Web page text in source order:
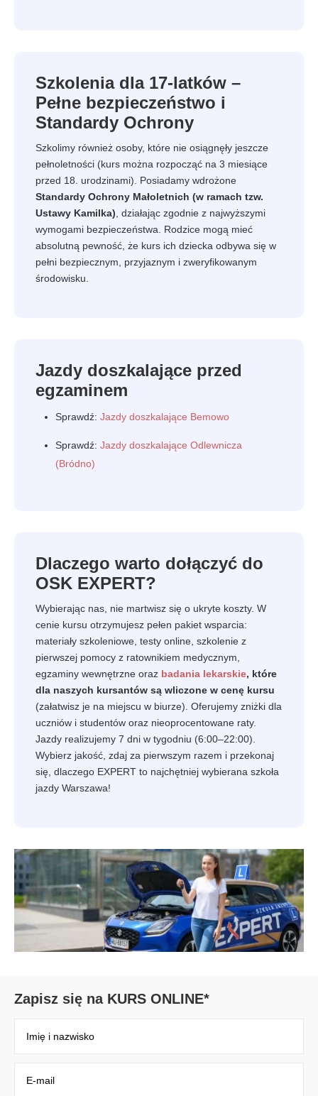
Szkolenia dla 17-latków –
Pełne bezpieczeństwo i
Standardy Ochrony
Szkolimy również osoby, które nie osiągnęły jeszcze
pełnoletności (kurs można rozpocząć na 3 miesiące
przed 18. urodzinami). Posiadamy wdrożone
Standardy Ochrony Małoletnich (w ramach tzw.
Ustawy Kamilka) , działając zgodnie z najwyższymi
wymogami bezpieczeństwa. Rodzice mogą mieć
absolutną pewność, że kurs ich dziecka odbywa się w
pełni bezpiecznym, przyjaznym i zweryfikowanym
środowisku.
Jazdy doszkalające przed
egzaminem
Sprawdź: Jazdy doszkalające Bemowo
Sprawdź: Jazdy doszkalające Odlewnicza
(Bródno)
Dlaczego warto dołączyć do
OSK EXPERT?
Wybierając nas, nie martwisz się o ukryte koszty. W
cenie kursu otrzymujesz pełen pakiet wsparcia:
materiały szkoleniowe, testy online, szkolenie z
pierwszej pomocy z ratownikiem medycznym,
egzaminy wewnętrzne oraz badania lekarskie, które
dla naszych kursantów są wliczone w cenę kursu
(załatwisz je na miejscu w biurze). Oferujemy zniżki dla
uczniów i studentów oraz nieoprocentowane raty.
Jazdy realizujemy 7 dni w tygodniu (6:00–22:00).
Wybierz jakość, zdaj za pierwszym razem i przekonaj
się, dlaczego EXPERT to najchętniej wybierana szkoła
jazdy Warszawa!
Zapisz się na KURS ONLINE*